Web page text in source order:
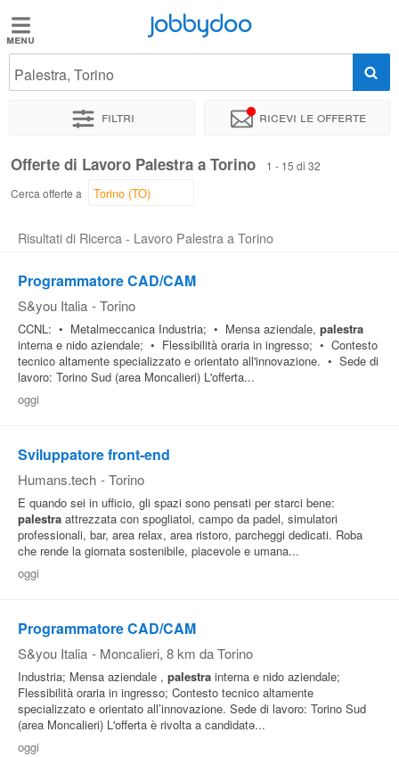
Jobbydoo
Offerte
Stipendi
Elenco
professioni
Blog
Offerte
Area
Aziende
Jobbydoo
Palestra, Torino
Filtri Ricevi le offerte
Offerte di Lavoro Palestra a Torino
1 - 15 di 32
Cerca offerte a
Risultati di Ricerca - Lavoro Palestra a Torino
Programmatore CAD/CAM
S&you Italia - Torino
CCNL: • Metalmeccanica Industria; • Mensa aziendale, palestra
interna e nido aziendale; • Flessibilità oraria in ingresso; • Contesto
tecnico altamente specializzato e orientato all'innovazione. • Sede di
lavoro: Torino Sud (area Moncalieri) L'offerta...
oggi
Sviluppatore front-end
Humans.tech - Torino
E quando sei in ufficio, gli spazi sono pensati per starci bene:
palestra attrezzata con spogliatoi, campo da padel, simulatori
professionali, bar, area relax, area ristoro, parcheggi dedicati. Roba
che rende la giornata sostenibile, piacevole e umana...
oggi
Programmatore CAD/CAM
S&you Italia - Moncalieri, 8 km da Torino
Industria; Mensa aziendale , palestra interna e nido aziendale;
Flessibilità oraria in ingresso; Contesto tecnico altamente
specializzato e orientato all’innovazione. Sede di lavoro: Torino Sud
(area Moncalieri) L'offerta è rivolta a candidatə...
oggi